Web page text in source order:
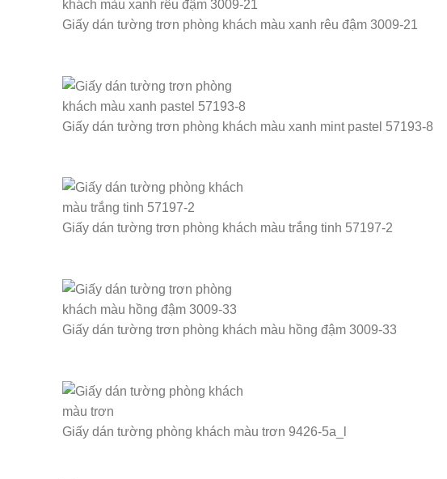
Giấy dán tường trơn phòng khách màu xanh rêu đậm 3009-21
Giấy dán tường trơn phòng khách màu xanh mint pastel 57193-8
Giấy dán tường trơn phòng khách màu trắng tinh 57197-2
Giấy dán tường trơn phòng khách màu hồng đậm 3009-33
Giấy dán tường phòng khách màu trơn 9426-5a_l